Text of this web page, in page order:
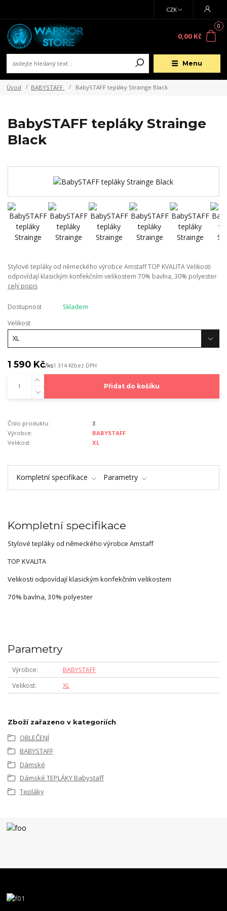
Menu
CZK
0
0,00 Kč
Úvod BABYSTAFF BabySTAFF tepláky Strainge Black
BabySTAFF tepláky Strainge
Black
Stylové tepláky od německého výrobce Amstaff TOP KVALITA Velikosti
odpovídají klasickým konfekčním velikostem 70% bavlna, 30% polyester
celý popis
Dostupnost
Skladem
Velikost
1 590 Kč/ks1 314 Kčbez DPH
Přidat do košíku
Číslo produktu:
3
Výrobce:
BABYSTAFF
Velikost:
XL
Kompletní specifikace Parametry
Kompletní specifikace
Stylové tepláky od německého výrobce Amstaff
TOP KVALITA
Velikosti odpovídají klasickým konfekčním velikostem
70% bavlna, 30% polyester
Parametry
Výrobce
BABYSTAFF
Velikost
XL
Zboží zařazeno v kategoriích
OBLEČENÍ
BABYSTAFF
Dámské
Dámské TEPLÁKY Babystaff
Tepláky